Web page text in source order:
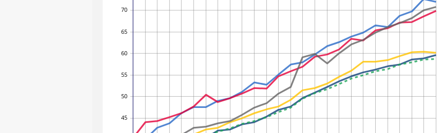
45
50
55
60
65
70